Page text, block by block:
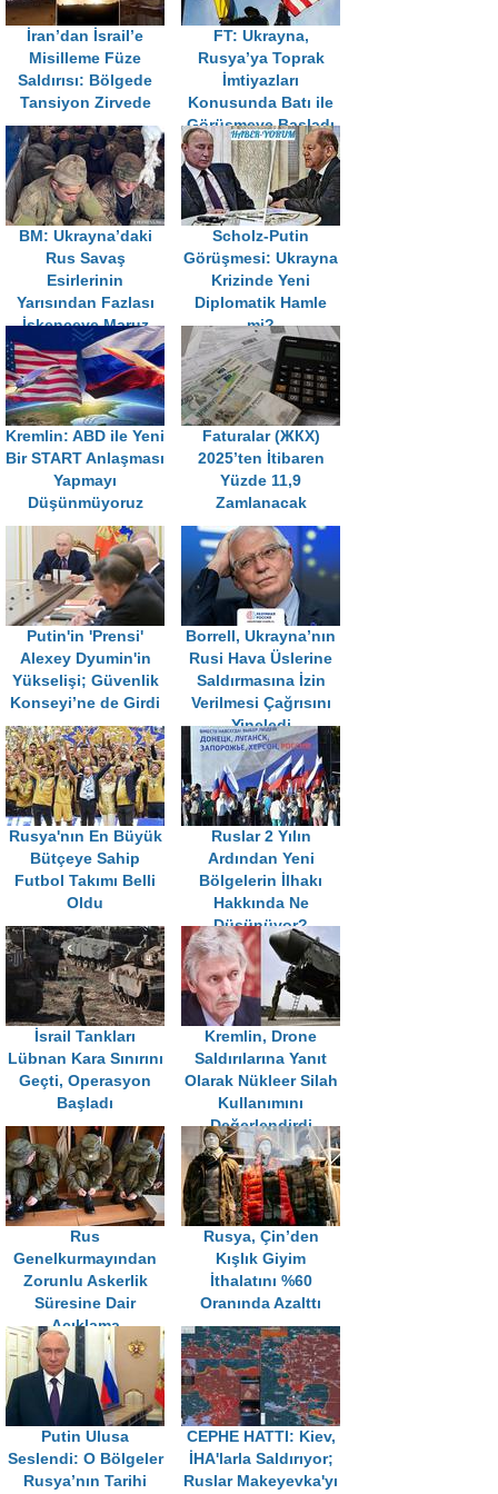
İran’dan İsrail’e
Misilleme Füze
Saldırısı: Bölgede
Tansiyon Zirvede
FT: Ukrayna,
Rusya’ya Toprak
İmtiyazları
Konusunda Batı ile
Görüşmeye Başladı
BM: Ukrayna’daki
Rus Savaş
Esirlerinin
Yarısından Fazlası
İşkenceye Maruz
Kaldı
Scholz-Putin
Görüşmesi: Ukrayna
Krizinde Yeni
Diplomatik Hamle
mi?
Kremlin: ABD ile Yeni
Bir START Anlaşması
Yapmayı
Düşünmüyoruz
Faturalar (ЖКХ)
2025’ten İtibaren
Yüzde 11,9
Zamlanacak
Putin'in 'Prensi'
Alexey Dyumin'in
Yükselişi; Güvenlik
Konseyi’ne de Girdi
Borrell, Ukrayna’nın
Rusi Hava Üslerine
Saldırmasına İzin
Verilmesi Çağrısını
Yineledi
Rusya'nın En Büyük
Bütçeye Sahip
Futbol Takımı Belli
Oldu
Ruslar 2 Yılın
Ardından Yeni
Bölgelerin İlhakı
Hakkında Ne
Düşünüyor?
İsrail Tankları
Lübnan Kara Sınırını
Geçti, Operasyon
Başladı
Kremlin, Drone
Saldırılarına Yanıt
Olarak Nükleer Silah
Kullanımını
Değerlendirdi
Rus
Genelkurmayından
Zorunlu Askerlik
Süresine Dair
Açıklama
Rusya, Çin’den
Kışlık Giyim
İthalatını %60
Oranında Azalttı
Putin Ulusa
Seslendi: O Bölgeler
Rusya’nın Tarihi
CEPHE HATTI: Kiev,
İHA'larla Saldırıyor;
Ruslar Makeyevka'yı